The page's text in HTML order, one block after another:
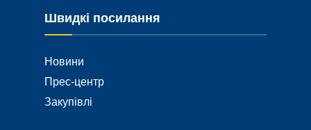
Швидкі посилання
Новини
Прес-центр
Закупівлі